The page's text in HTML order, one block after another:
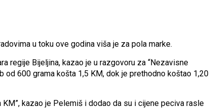
u toku ove godina viša je za pola marke.
regije Bijeljina, kazao je u razgovoru za “Nezavisne
od 600 grama košta 1,5 KM, dok je prethodno koštao 1,20
kazao je Pelemiš i dodao da su i cijene peciva rasle